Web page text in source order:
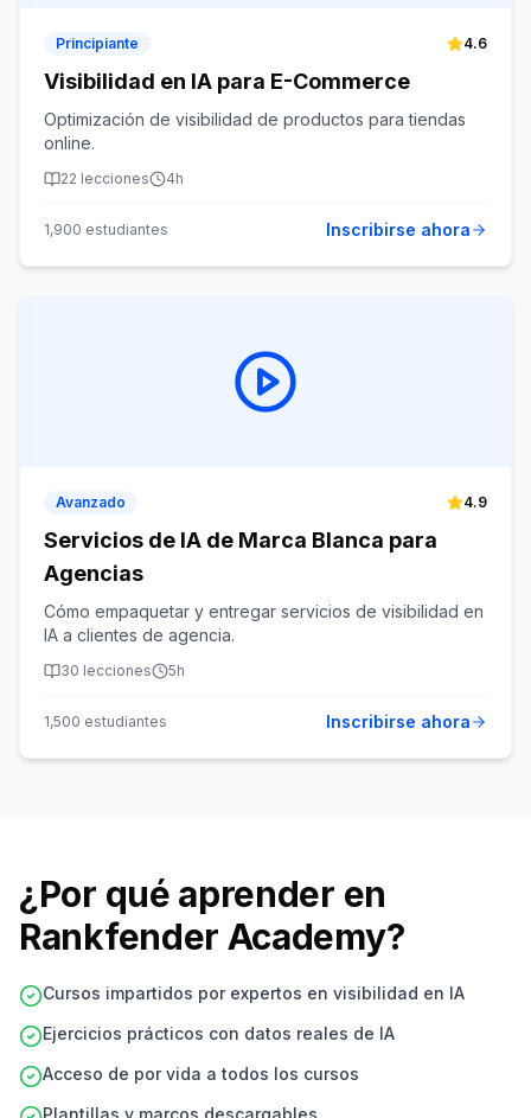
Principiante 4.6
Visibilidad en IA para E-Commerce
Optimización de visibilidad de productos para tiendas
online.
22 lecciones 4h
1,900 estudiantes Inscribirse ahora
Avanzado 4.9
Servicios de IA de Marca Blanca para
Agencias
Cómo empaquetar y entregar servicios de visibilidad en
IA a clientes de agencia.
30 lecciones 5h
1,500 estudiantes Inscribirse ahora
¿Por qué aprender en
Rankfender Academy?
Cursos impartidos por expertos en visibilidad en IA
Ejercicios prácticos con datos reales de IA
Acceso de por vida a todos los cursos
Plantillas y marcos descargables